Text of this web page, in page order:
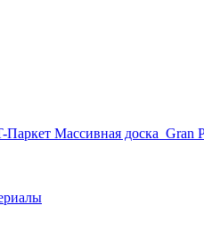
Паркет Массивная доска Gran